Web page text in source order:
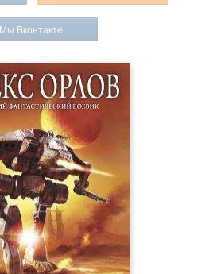
Мы Вконтакте